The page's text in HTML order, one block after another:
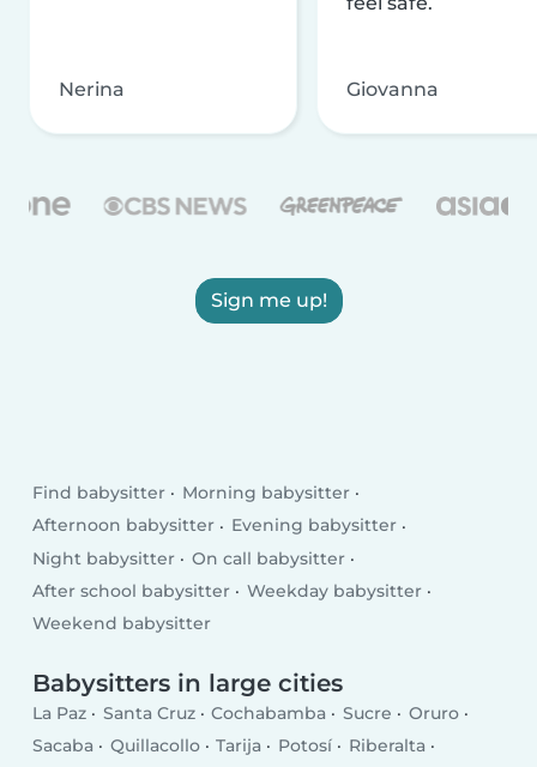
Nerina Giovanna
Sign me up!
Find babysitter
Morning babysitter
Afternoon babysitter
Evening babysitter
Night babysitter
On call babysitter
After school babysitter
Weekday babysitter
Weekend babysitter
Babysitters in large cities
La Paz Santa Cruz Cochabamba Sucre
Oruro
Sacaba
Quillacollo Tarija Potosí
Riberalta